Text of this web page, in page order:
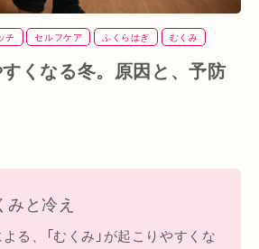
チ セルフケア ふくらはぎ
むくみ
くなる冬。原因と、予防
と冷え
る、「むくみ」が起こりやすくな